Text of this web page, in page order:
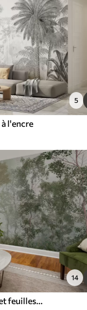
5
l'encre
14
Murale Arbres tropicaux et feuilles dans une forêt brumeuse